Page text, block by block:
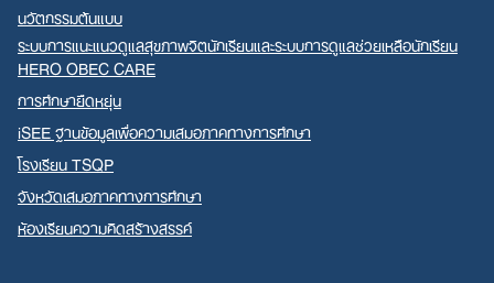
นวัตกรรมต้นแบบ
ระบบการแนะแนวดูแลสุขภาพจิตนักเรียนและระบบการดูแลช่วยเหลือนักเรียน
HERO OBEC CARE
การศึกษายืดหยุ่น
iSEE ฐานข้อมูลเพื่อความเสมอภาคทางการศึกษา
โรงเรียน TSQP
จังหวัดเสมอภาคทางการศึกษา
ห้องเรียนความคิดสร้างสรรค์